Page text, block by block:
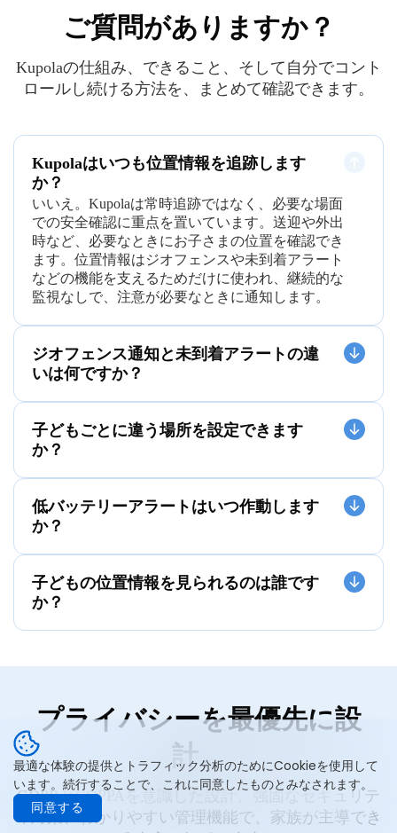
ご質問がありますか？
Kupolaの仕組み、できること、そして自分でコント
ロールし続ける方法を、まとめて確認できます。
Kupolaはいつも位置情報を追跡します
か？
いいえ。Kupolaは常時追跡ではなく、必要な場面
での安全確認に重点を置いています。送迎や外出
時など、必要なときにお子さまの位置を確認でき
ます。位置情報はジオフェンスや未到着アラート
などの機能を支えるためだけに使われ、継続的な
監視なしで、注意が必要なときに通知します。
ジオフェンス通知と未到着アラートの違
いは何ですか？
子どもごとに違う場所を設定できます
か？
低バッテリーアラートはいつ作動します
か？
子どもの位置情報を見られるのは誰です
か？
プライバシーを最優先に設
計。
GDPRとCOPPAを意識した設計、強固なセキュリテ
ィ対策、わかりやすい管理機能で、家族が主導でき
最適な体験の提供とトラフィック分析のためにCookieを使用して
います。続行することで、これに同意したものとみなされます。
同意する